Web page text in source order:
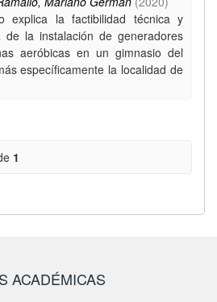
explica la factibilidad técnica y
de la instalación de generadores
aeróbicas en un gimnasio del
específicamente la localidad de
1
ACADÉMICAS